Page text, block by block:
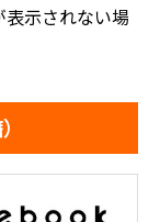
示されない場